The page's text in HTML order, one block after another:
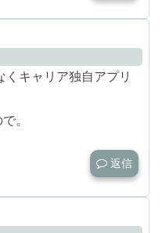
くキャリア独自アプリ
。
返信